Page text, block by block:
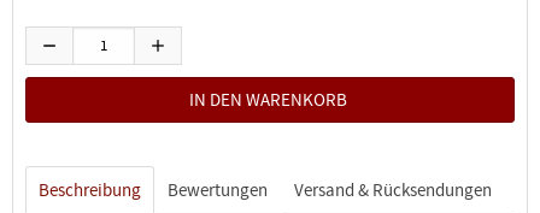
Beschreibung Bewertungen Versand & Rücksendungen